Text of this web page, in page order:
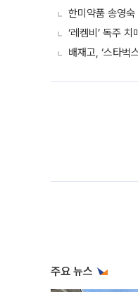
한미약품 송영
‘레켐비’ 독주
배재고, ‘스타벅
주요 뉴스